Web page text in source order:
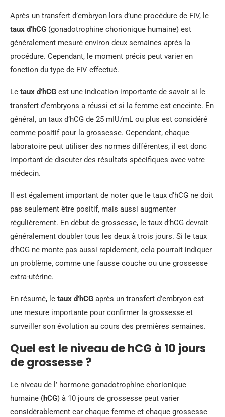
Après un transfert d’embryon lors d’une procédure de FIV, le
taux d’hCG (gonadotrophine chorionique humaine) est
généralement mesuré environ deux semaines après la
procédure. Cependant, le moment précis peut varier en
fonction du type de FIV effectué.
Le taux d’hCG est une indication importante de savoir si le
transfert d’embryons a réussi et si la femme est enceinte. En
général, un taux d’hCG de 25 mIU/mL ou plus est considéré
comme positif pour la grossesse. Cependant, chaque
laboratoire peut utiliser des normes différentes, il est donc
important de discuter des résultats spécifiques avec votre
médecin.
Il est également important de noter que le taux d’hCG ne doit
pas seulement être positif, mais aussi augmenter
régulièrement. En début de grossesse, le taux d’hCG devrait
généralement doubler tous les deux à trois jours. Si le taux
d’hCG ne monte pas aussi rapidement, cela pourrait indiquer
un problème, comme une fausse couche ou une grossesse
extra-utérine.
En résumé, le taux d’hCG après un transfert d’embryon est
une mesure importante pour confirmer la grossesse et
surveiller son évolution au cours des premières semaines.
Quel est le niveau de hCG à 10 jours
de grossesse ?
Le niveau de l’ hormone gonadotrophine chorionique
humaine (hCG) à 10 jours de grossesse peut varier
considérablement car chaque femme et chaque grossesse